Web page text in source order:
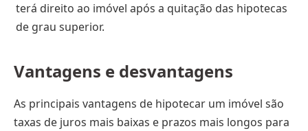
terá direito ao imóvel após a quitação das hipotecas
de grau superior.
Vantagens e desvantagens
As principais vantagens de hipotecar um imóvel são
taxas de juros mais baixas e prazos mais longos para